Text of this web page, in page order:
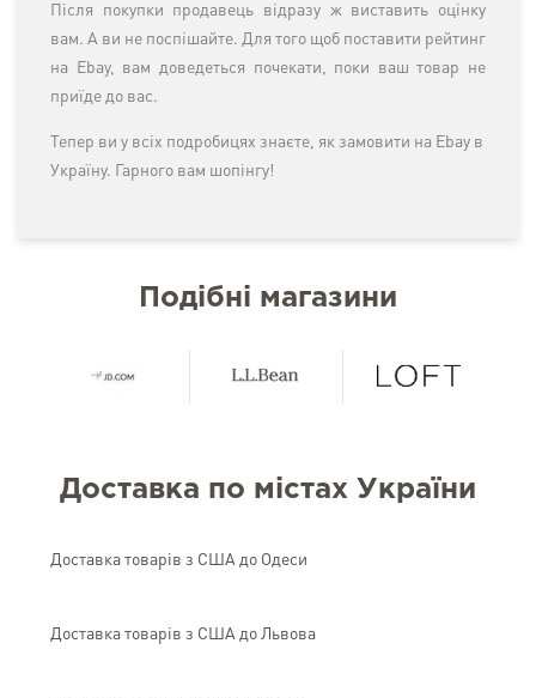
Після покупки продавець відразу ж виставить оцінку
вам. А ви не поспішайте. Для того щоб поставити рейтинг
на Ebay, вам доведеться почекати, поки ваш товар не
приїде до вас.
Тепер ви у всіх подробицях знаєте, як замовити на Ebay в
Україну. Гарного вам шопінгу!
Подібні магазини
Доставка по містах України
Доставка товарів з США до Одеси
Доставка товарів з США до Львова